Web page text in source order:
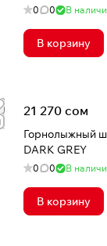
0 0 В
В корзину
21 270 сом
Горнолыжный
DARK GREY
0 0 В
В корзину